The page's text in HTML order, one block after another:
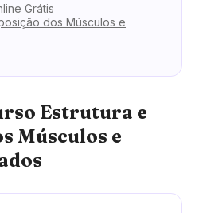
Grátis
dos Músculos e
Estrutura e
Músculos e